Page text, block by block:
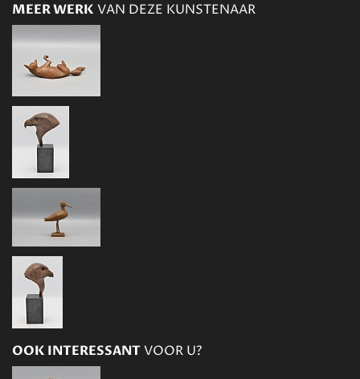
MEER WERK VAN DEZE KUNSTENAAR
OOK INTERESSANTVOOR U?